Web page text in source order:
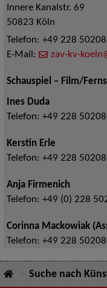
Innere Kanalstr. 69
50823 Köln
Telefon: +49 228
E-Mail:
zav-kv-
Schauspiel – Film/
Ines Duda
Telefon: +49 228
Kerstin Erle
Telefon: +49 228
Anja Firmenich
Telefon: +49 (0) 228
Corinna Mackowiak
Telefon: +49 228
Suche nach